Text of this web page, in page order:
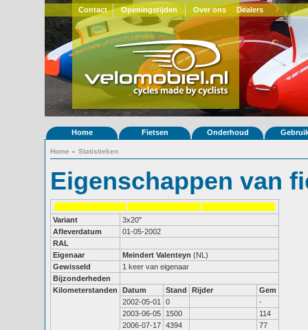
Contact Openingstijden Over ons Dealers
Home Fietsen Onderhoud
Home » Statistieken
Eigenschappen van
Variant
3x20"
Afleverdatum
01-05-2002
RAL
Eigenaar
Meindert Valenteyn (NL)
Gewisseld
1 keer van eigenaar
Bijzonderheden
Kilometerstanden
Datum Stand Rijder
Gem
2002-05-01
0
-
2003-06-05
1500
114
2006-07-17 4394
77